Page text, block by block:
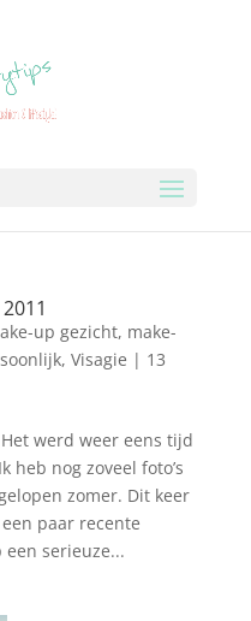
up gezicht, make-
, Visagie | 13
werd weer eens tijd
heb nog zoveel foto’s
zomer. Dit keer
paar recente
een serieuze...